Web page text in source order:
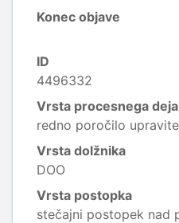
Konec objave
ID
4496332
Vrsta procesnega
redno poročilo
Vrsta dolžnika
DOO
Vrsta postopka
stečajni postopek nad